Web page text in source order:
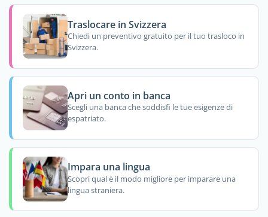
Traslocare in Svizzera
Chiedi un preventivo gratuito per il tuo trasloco in
Svizzera.
Apri un conto in banca
Scegli una banca che soddisfi le tue esigenze di
espatriato.
Impara una lingua
Scopri qual è il modo migliore per imparare una
lingua straniera.